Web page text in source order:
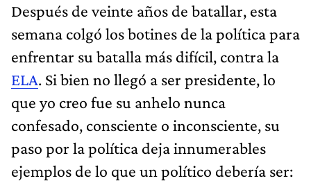
Después de veinte años de batallar, esta
semana colgó los botines de la política para
enfrentar su batalla más difícil, contra la
ELA. Si bien no llegó a ser presidente, lo
que yo creo fue su anhelo nunca
confesado, consciente o inconsciente, su
paso por la política deja innumerables
ejemplos de lo que un político debería ser: